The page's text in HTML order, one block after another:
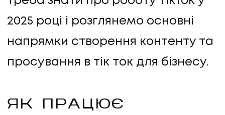
2025 році і розглянемо основні
напрямки створення контенту та
просування в тік ток для бізнесу.
ЯК ПРАЦЮЄ